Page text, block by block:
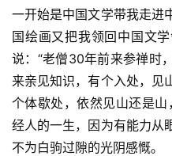
一开始是中国文学带我走进
国绘画又把我领回中国文
说：“老僧30年前来参禅时
来亲见知识，有个入处，见
个体歇处，依然见山还是
经人的一生，因为有能力从
不为白驹过隙的光阴感慨。